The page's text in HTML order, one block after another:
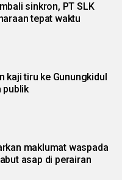
sinkron, PT SLK
tepat waktu
kaji tiru ke Gunungkidul
publik
maklumat waspada
asap di perairan